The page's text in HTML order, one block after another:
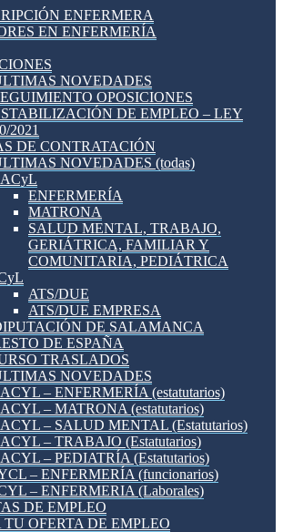
ENFERMERA
EN ENFERMERÍA
NOVEDADES
OPOSICIONES
DE EMPLEO – LEY
2021
DE CONTRATACIÓN
NOVEDADES (todas)
ENFERMERÍA
MATRONA
SALUD MENTAL, TRABAJO,
GERIÁTRICA, FAMILIAR Y
COMUNITARIA, PEDIÁTRICA
ATS/DUE
ATS/DUE EMPRESA
DE SALAMANCA
DE ESPAÑA
TRASLADOS
NOVEDADES
– ENFERMERÍA (estatutarios)
– MATRONA (estatutarios)
– SALUD MENTAL (Estatutarios)
– TRABAJO (Estatutarios)
– PEDIATRÍA (Estatutarios)
– ENFERMERÍA (funcionarios)
– ENFERMERIA (Laborales)
DE EMPLEO
OFERTA DE EMPLEO